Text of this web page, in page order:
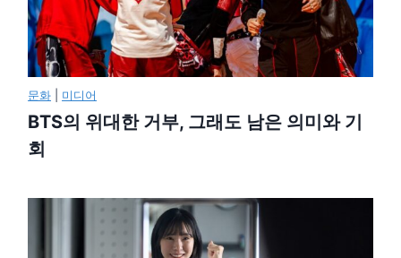
문화 미디어
BTS의 위대한 거부, 그래도 남은 의미와 기
회